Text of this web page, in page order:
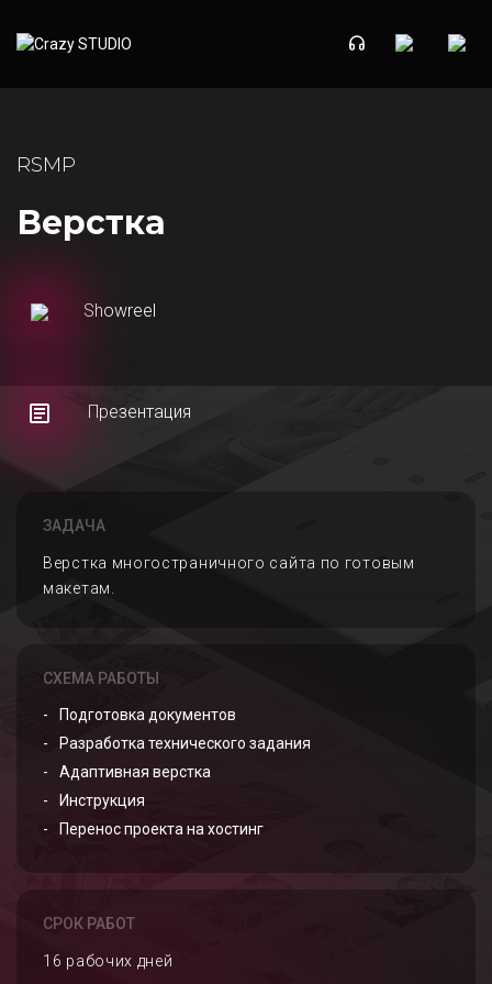
RSMP
Верстка
Showreel
Презентация
ЗАДАЧА
Верстка многостраничного сайта по готовым
макетам.
СХЕМА РАБОТЫ
Подготовка документов
Разработка технического задания
Адаптивная верстка
Инструкция
Перенос проекта на хостинг
СРОК РАБОТ
16 рабочих дней